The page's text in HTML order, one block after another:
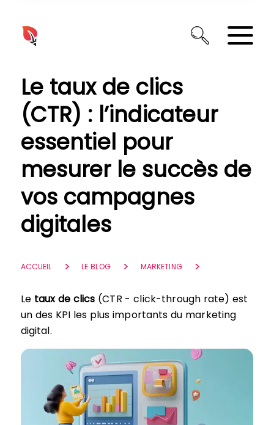
Le taux de clics
(CTR) : l’indicateur
essentiel pour
mesurer le succès de
vos campagnes
digitales
ACCUEIL LE BLOG MARKETING
Le taux de clics (CTR - click-through rate) est
un des KPI les plus importants du marketing
digital.